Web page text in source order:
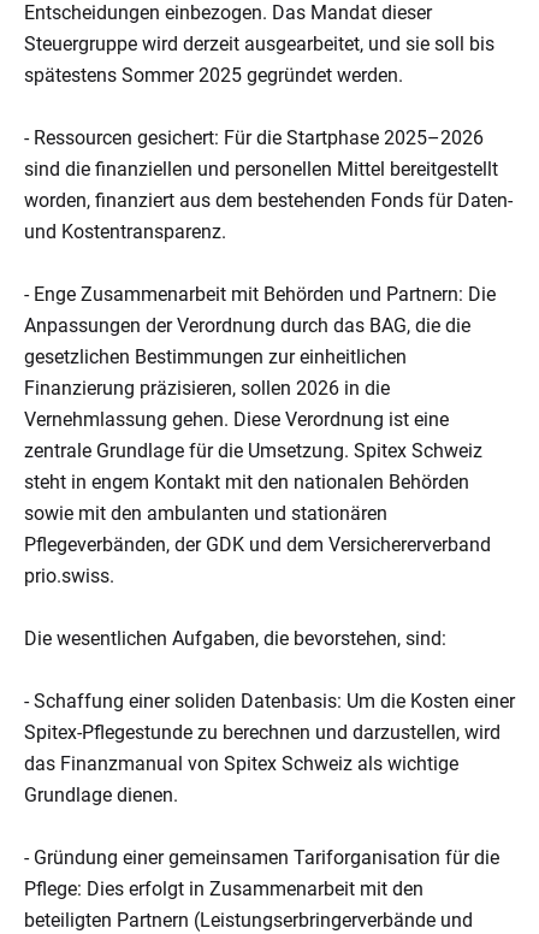
Entscheidungen einbezogen. Das Mandat dieser
Steuergruppe wird derzeit ausgearbeitet, und sie soll bis
spätestens Sommer 2025 gegründet werden.
- Ressourcen gesichert: Für die Startphase 2025–2026
sind die finanziellen und personellen Mittel bereitgestellt
worden, finanziert aus dem bestehenden Fonds für Daten-
und Kostentransparenz.
- Enge Zusammenarbeit mit Behörden und Partnern: Die
Anpassungen der Verordnung durch das BAG, die die
gesetzlichen Bestimmungen zur einheitlichen
Finanzierung präzisieren, sollen 2026 in die
Vernehmlassung gehen. Diese Verordnung ist eine
zentrale Grundlage für die Umsetzung. Spitex Schweiz
steht in engem Kontakt mit den nationalen Behörden
sowie mit den ambulanten und stationären
Pflegeverbänden, der GDK und dem Versichererverband
prio.swiss.
Die wesentlichen Aufgaben, die bevorstehen, sind:
- Schaffung einer soliden Datenbasis: Um die Kosten einer
Spitex-Pflegestunde zu berechnen und darzustellen, wird
das Finanzmanual von Spitex Schweiz als wichtige
Grundlage dienen.
- Gründung einer gemeinsamen Tariforganisation für die
Pflege: Dies erfolgt in Zusammenarbeit mit den
beteiligten Partnern (Leistungserbringerverbände und